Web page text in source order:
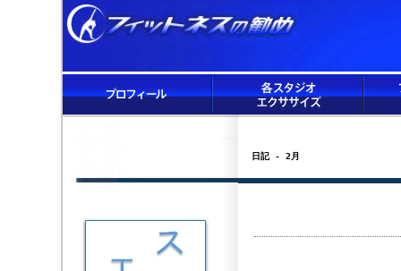
日記 - 2月